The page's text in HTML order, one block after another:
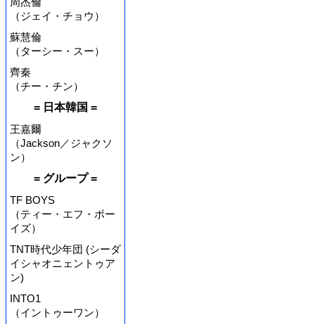
（ジェイ・チョウ）
蘇慧倫
（ターシー・スー）
齊秦
（チー・チン）
= 日本韓国 =
王嘉爾
（Jackson／ジャクソ
ン）
= グループ =
TF BOYS
（ティー・エフ・ボー
イズ）
TNT時代少年団 (シーダ
イシャオニェントゥア
ン)
INTO1
（イントゥーワン）